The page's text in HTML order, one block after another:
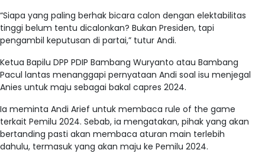
“Siapa yang paling berhak bicara calon dengan elektabilitas
tinggi belum tentu dicalonkan? Bukan Presiden, tapi
pengambil keputusan di partai,” tutur Andi.
Ketua Bapilu DPP PDIP Bambang Wuryanto atau Bambang
Pacul lantas menanggapi pernyataan Andi soal isu menjegal
Anies untuk maju sebagai bakal capres 2024.
Ia meminta Andi Arief untuk membaca rule of the game
terkait Pemilu 2024. Sebab, ia mengatakan, pihak yang akan
bertanding pasti akan membaca aturan main terlebih
dahulu, termasuk yang akan maju ke Pemilu 2024.